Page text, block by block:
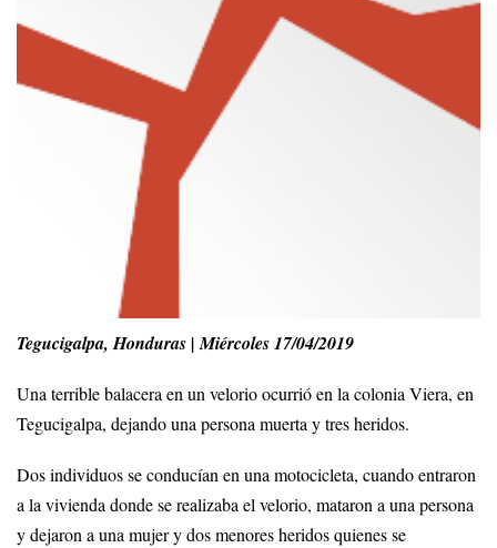
Tegucigalpa, Honduras | Miércoles 17/04/2019
Una terrible balacera en un velorio ocurrió en la colonia Viera, en
Tegucigalpa, dejando una persona muerta y tres heridos.
Dos individuos se conducían en una motocicleta, cuando entraron
a la vivienda donde se realizaba el velorio, mataron a una persona
y dejaron a una mujer y dos menores heridos quienes se